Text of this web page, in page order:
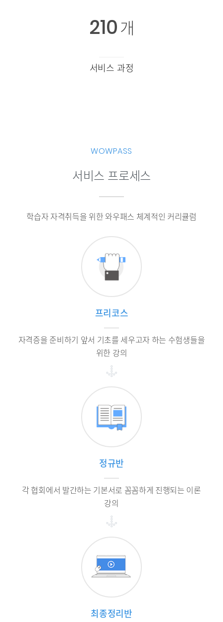
210 개
서비스 과정
WOWPASS
서비스 프로세스
학습자 자격취득을 위한 와우패스 체계적인 커리큘럼
프리코스
자격증을 준비하기 앞서 기초를 세우고자 하는 수험생들을
위한 강의
정규반
각 협회에서 발간하는 기본서로 꼼꼼하게 진행되는 이론
강의
최종정리반